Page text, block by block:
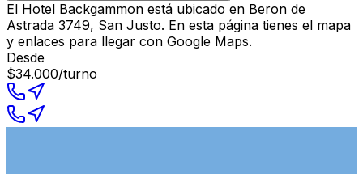
El Hotel Backgammon está ubicado en Beron de
Astrada 3749, San Justo. En esta página tienes el mapa
y enlaces para llegar con Google Maps.
Desde
$34.000/turno